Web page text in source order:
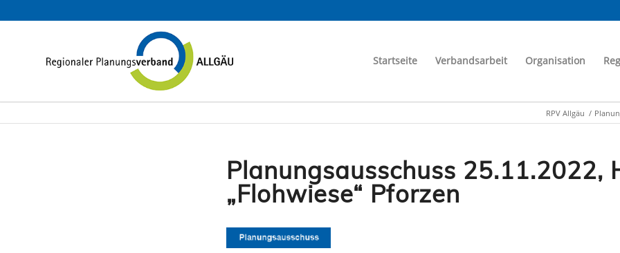
Startseite Verbandsarbeit Organisation
RPV Allgäu /
Planungsausschuss 25.11.2022,
„Flohwiese“ Pforzen